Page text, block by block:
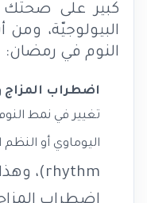
كبير على صحتك
البيولوجيّة، ومن
النوم في رمضان:
اضطراب المزاج
تغيير في نمط
اليوماوي أو النظم
rhythm)،